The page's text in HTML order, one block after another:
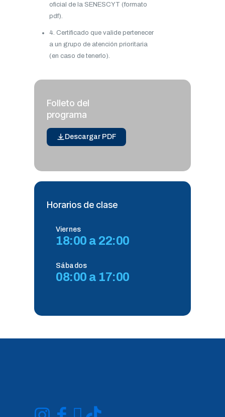
oficial de la SENESCYT (formato
pdf).
4. Certificado que valide pertenecer
a un grupo de atención prioritaria
(en caso de tenerlo).
Folleto del
programa
Descargar PDF
Horarios de clase
Viernes
18:00 a 22:00
Sábados
08:00 a 17:00